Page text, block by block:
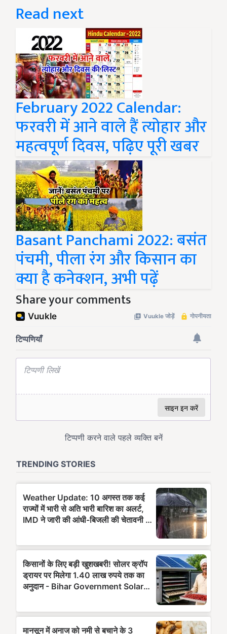
Read next
February 2022 Calendar:
फरवरी में आने वाले हैं त्योहार और
महत्वपूर्ण दिवस, पढ़िए पूरी खबर
Basant Panchami 2022: बसंत
पंचमी, पीला रंग और किसान का
क्या है कनेक्शन, अभी पढ़ें
Share your comments